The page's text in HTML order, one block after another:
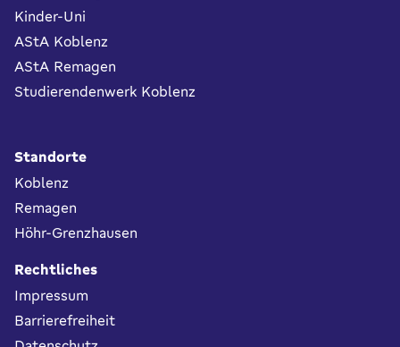
Kinder-Uni
AStA Koblenz
AStA Remagen
Studierendenwerk Koblenz
Standorte
Koblenz
Remagen
Höhr-Grenzhausen
Rechtliches
Impressum
Barrierefreiheit